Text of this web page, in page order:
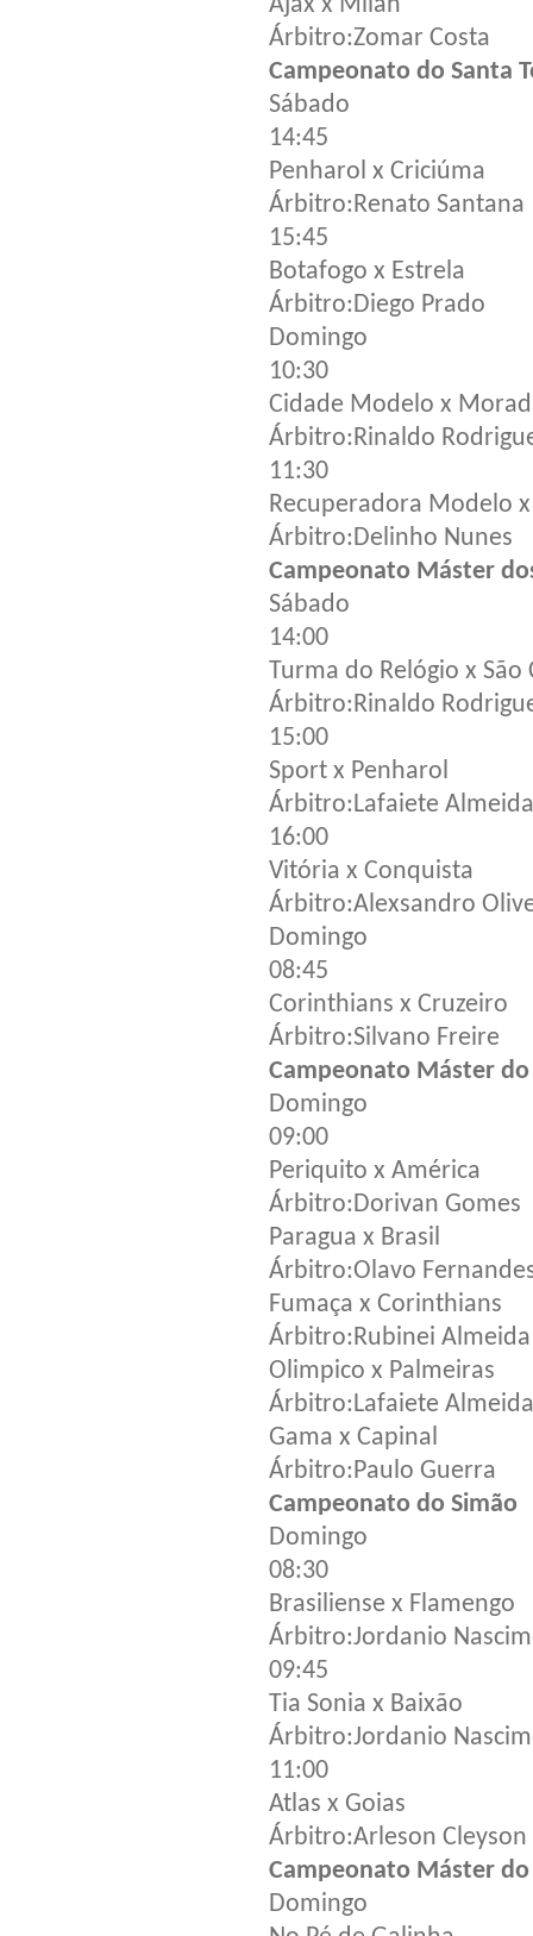
Ajax x Milan
Árbitro:Zomar Costa
Campeonato do Santa
Sábado
14:45
Penharol x Criciúma
Árbitro:Renato Santana
15:45
Botafogo x Estrela
Árbitro:Diego Prado
Domingo
10:30
Cidade Modelo x
Árbitro:Rinaldo
11:30
Recuperadora Modelo
Árbitro:Delinho Nunes
Campeonato Máster
Sábado
14:00
Turma do Relógio x São
Árbitro:Rinaldo
15:00
Sport x Penharol
Árbitro:Lafaiete Almeida
16:00
Vitória x Conquista
Árbitro:Alexsandro
Domingo
08:45
Corinthians x Cruzeiro
Árbitro:Silvano Freire
Campeonato Máster
Domingo
09:00
Periquito x América
Árbitro:Dorivan Gomes
Paragua x Brasil
Árbitro:Olavo
Fumaça x Corinthians
Árbitro:Rubinei Almeida
Olimpico x Palmeiras
Árbitro:Lafaiete Almeida
Gama x Capinal
Árbitro:Paulo Guerra
Campeonato do Simão
Domingo
08:30
Brasiliense x Flamengo
Árbitro:Jordanio
09:45
Tia Sonia x Baixão
Árbitro:Jordanio
11:00
Atlas x Goias
Árbitro:Arleson Cleyson
Campeonato Máster
Domingo